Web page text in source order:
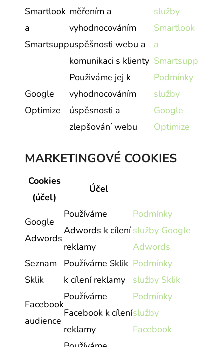
Smartlook
a
Smartsupp
měřením a
vyhodnocováním
uspěšnosti webu a
komunikaci s klienty
služby
Smartlook
a
Smartsupp
Google
Optimize
Použiváme jej k
vyhodnocováním
úspěsnosti a
zlepšování webu
Podmínky
služby
Google
Optimize
MARKETINGOVÉ COOKIES
Cookies
(účel)
Účel
Google
Adwords
Používáme
Adwords k cílení
reklamy
Podmínky
služby Google
Adwords
Seznam
Sklik
Používáme Sklik
k cílení reklamy
Podmínky
služby Sklik
Facebook
audience
Používáme
Facebook k cílení
reklamy
Podmínky
služby
Facebook